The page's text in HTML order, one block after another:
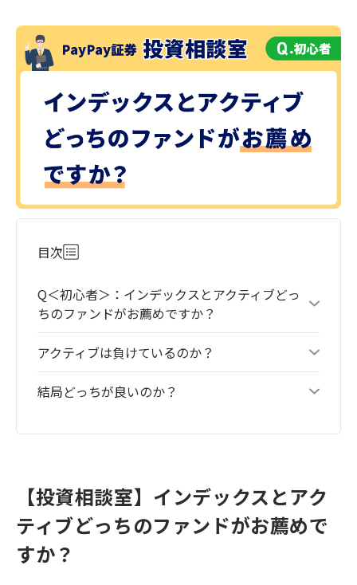
目次
Q＜初心者＞：インデックスとアクティブどっ
ちのファンドがお薦めですか？
アクティブは負けているのか？
結局どっちが良いのか？
【投資相談室】インデックスとアク
ティブどっちのファンドがお薦めで
すか？